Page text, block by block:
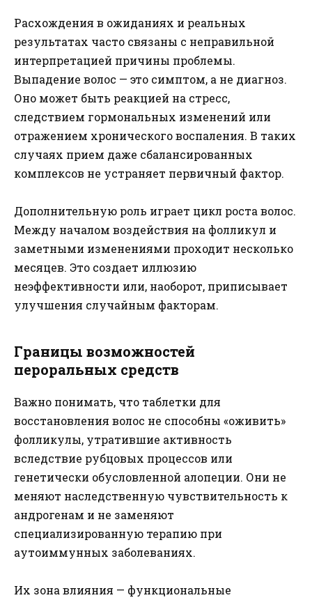
Расхождения в ожиданиях и реальных
результатах часто связаны с неправильной
интерпретацией причины проблемы.
Выпадение волос — это симптом, а не диагноз.
Оно может быть реакцией на стресс,
следствием гормональных изменений или
отражением хронического воспаления. В таких
случаях прием даже сбалансированных
комплексов не устраняет первичный фактор.
Дополнительную роль играет цикл роста волос.
Между началом воздействия на фолликул и
заметными изменениями проходит несколько
месяцев. Это создает иллюзию
неэффективности или, наоборот, приписывает
улучшения случайным факторам.
Границы возможностей
пероральных средств
Важно понимать, что таблетки для
восстановления волос не способны «оживить»
фолликулы, утратившие активность
вследствие рубцовых процессов или
генетически обусловленной алопеции. Они не
меняют наследственную чувствительность к
андрогенам и не заменяют
специализированную терапию при
аутоиммунных заболеваниях.
Их зона влияния — функциональные